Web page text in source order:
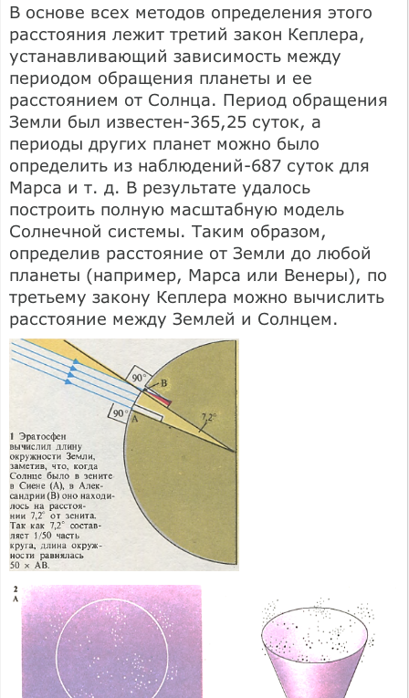
В основе всех методов определения этого
расстояния лежит третий закон Кеплера,
устанавливающий зависимость между
периодом обращения планеты и ее
расстоянием от Солнца. Период обращения
Земли был известен-365,25 суток, а
периоды других планет можно было
определить из наблюдений-687 суток для
Марса и т. д. В результате удалось
построить полную масштабную модель
Солнечной системы. Таким образом,
определив расстояние от Земли до любой
планеты (например, Марса или Венеры), по
третьему закону Кеплера можно вычислить
расстояние между Землей и Солнцем.